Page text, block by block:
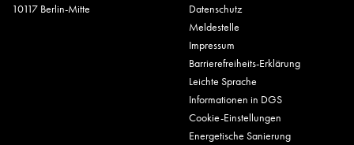
10117 Berlin-Mitte
Datenschutz
Meldestelle
Impressum
Barrierefreiheits-Erklärung
Leichte Sprache
Informationen in DGS
Cookie-Einstellungen
Energetische Sanierung